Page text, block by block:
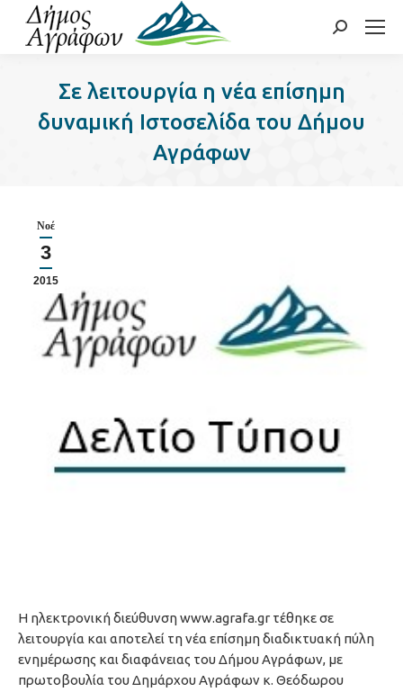
Search:
Σε λειτουργία η νέα επίσημη
δυναμική Ιστοσελίδα του Δήμου
Αγράφων
Νοέ
3
2015
Η ηλεκτρονική διεύθυνση www.agrafa.gr τέθηκε σε
λειτουργία και αποτελεί τη νέα επίσημη διαδικτυακή πύλη
ενημέρωσης και διαφάνειας του Δήμου Αγράφων, με
πρωτοβουλία του Δημάρχου Αγράφων κ. Θεόδωρου